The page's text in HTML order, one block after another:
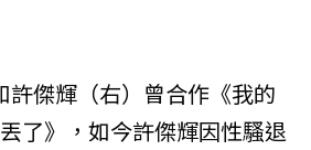
傑輝（右）曾合作《我的
了》，如今許傑輝因性騷退